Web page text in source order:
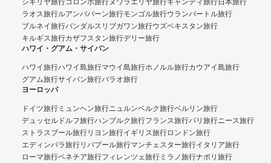
シギリヤ旅行コロンボ旅行ヌワラエリヤ旅行キャンディ旅行日本旅行
ラオス旅行ルアンパバーン旅行モンゴル旅行ウランバートル旅行
ブルネイ旅行バンダルスリブガワン旅行ウズベキスタン旅行
キルギス旅行カザフスタン旅行デリー旅行
ハワイ・グアム・サイパン
ハワイ旅行ハワイ島旅行マウイ島旅行ホノルル旅行カウアイ島旅行
グアム旅行サイパン旅行パラオ旅行
ヨーロッパ
ドイツ旅行 ミュンヘン旅行ニュルンベルク旅行ベルリン旅行
デュッセルドルフ旅行ハンブルク旅行フランス旅行パリ旅行ニース旅行
ストラスブール旅行リヨン旅行イギリス旅行ロンドン旅行
エディンバラ旅行リバプール旅行マンチェスター旅行イタリア旅行
ローマ旅行ベネチア旅行フィレンツェ旅行 ミラノ旅行ナポリ旅行